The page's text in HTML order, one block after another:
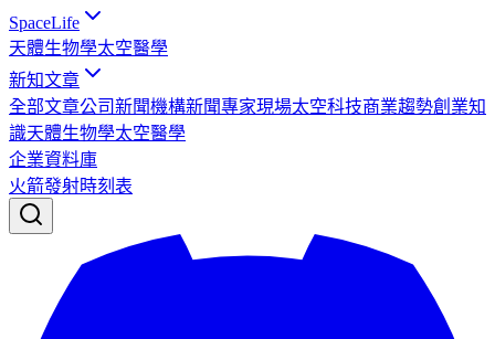
SpaceLife
天體生物學太空醫學
新知文章
全部文章公司新聞機構新聞專家現場太空科技商業趨勢創業知
識天體生物學太空醫學
企業資料庫
火箭發射時刻表